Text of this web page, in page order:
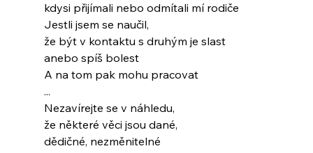
kdysi přijímali nebo odmítali mí rodiče
Jestli jsem se naučil,
že být v kontaktu s druhým je slast
anebo spíš bolest
A na tom pak mohu pracovat
...
Nezavírejte se v náhledu,
že některé věci jsou dané,
dědičné, nezměnitelné